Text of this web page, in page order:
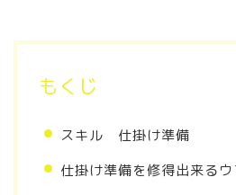
もくじ
スキル 仕掛け準備
仕掛け準備を修得出来る